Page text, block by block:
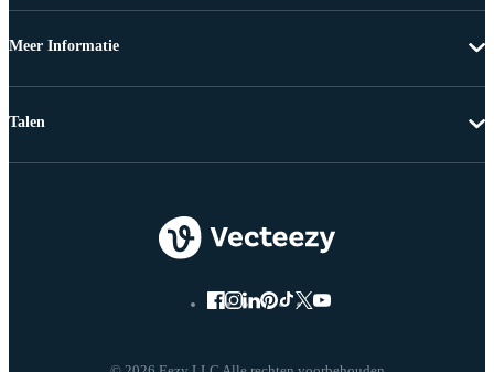
Meer Informatie
Talen